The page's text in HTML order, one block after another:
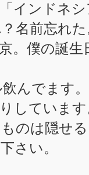
インドネ
名前忘れ
。僕の誕
んでます
していま
のは隠せ
さい。